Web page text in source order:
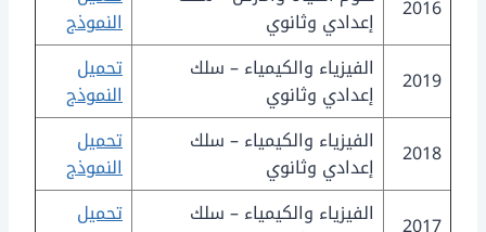
2016
إعدادي وثانوي
النموذج
2019
الفيزياء والكيمياء – سلك
إعدادي وثانوي
تحميل
النموذج
2018
الفيزياء والكيمياء – سلك
إعدادي وثانوي
تحميل
النموذج
الفيزياء والكيمياء – سلك
تحميل